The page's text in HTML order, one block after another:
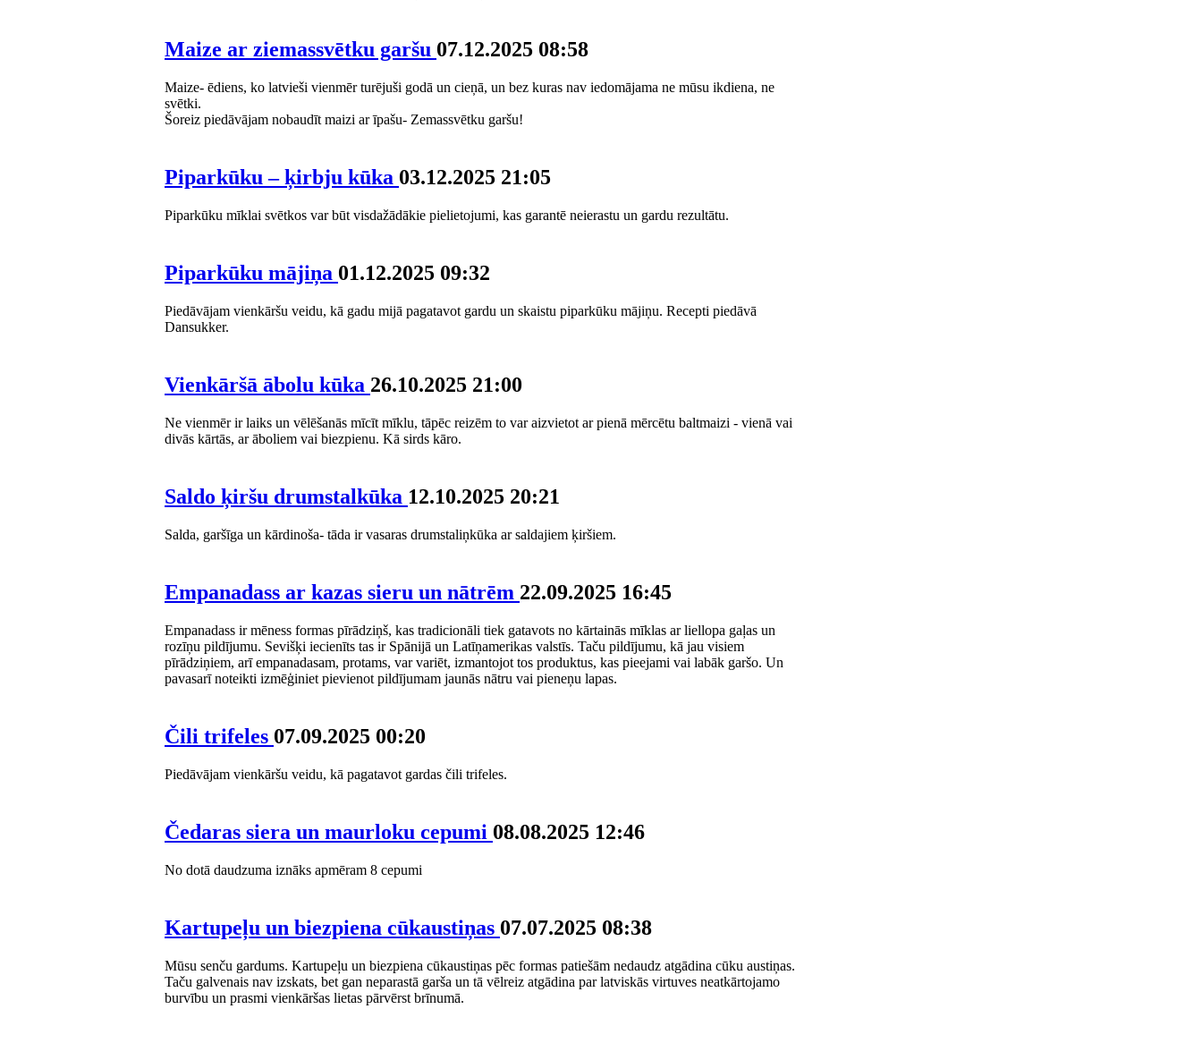
Maize ar ziemassvētku garšu 07.12.2025 08:58
Maize- ēdiens, ko latvieši vienmēr turējuši godā un cieņā, un bez kuras nav iedomājama ne mūsu ikdiena, ne
svētki.
Šoreiz piedāvājam nobaudīt maizi ar īpašu- Zemassvētku garšu!
Piparkūku – ķirbju kūka 03.12.2025 21:05
Piparkūku mīklai svētkos var būt visdažādākie pielietojumi, kas garantē neierastu un gardu rezultātu.
Piparkūku mājiņa 01.12.2025 09:32
Piedāvājam vienkāršu veidu, kā gadu mijā pagatavot gardu un skaistu piparkūku mājiņu. Recepti piedāvā
Dansukker.
Vienkāršā ābolu kūka 26.10.2025 21:00
Ne vienmēr ir laiks un vēlēšanās mīcīt mīklu, tāpēc reizēm to var aizvietot ar pienā mērcētu baltmaizi - vienā vai
divās kārtās, ar āboliem vai biezpienu. Kā sirds kāro.
Saldo ķiršu drumstalkūka 12.10.2025 20:21
Salda, garšīga un kārdinoša- tāda ir vasaras drumstaliņkūka ar saldajiem ķiršiem.
Empanadass ar kazas sieru un nātrēm 22.09.2025 16:45
Empanadass ir mēness formas pīrādziņš, kas tradicionāli tiek gatavots no kārtainās mīklas ar liellopa gaļas un
rozīņu pildījumu. Sevišķi iecienīts tas ir Spānijā un Latīņamerikas valstīs. Taču pildījumu, kā jau visiem
pīrādziņiem, arī empanadasam, protams, var variēt, izmantojot tos produktus, kas pieejami vai labāk garšo. Un
pavasarī noteikti izmēģiniet pievienot pildījumam jaunās nātru vai pieneņu lapas.
Čili trifeles 07.09.2025 00:20
Piedāvājam vienkāršu veidu, kā pagatavot gardas čili trifeles.
Čedaras siera un maurloku cepumi 08.08.2025 12:46
No dotā daudzuma iznāks apmēram 8 cepumi
Kartupeļu un biezpiena cūkaustiņas 07.07.2025 08:38
Mūsu senču gardums. Kartupeļu un biezpiena cūkaustiņas pēc formas patiešām nedaudz atgādina cūku austiņas.
Taču galvenais nav izskats, bet gan neparastā garša un tā vēlreiz atgādina par latviskās virtuves neatkārtojamo
burvību un prasmi vienkāršas lietas pārvērst brīnumā.